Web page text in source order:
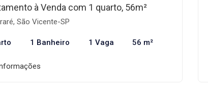
à Venda com 1 quarto, 56m²
São Vicente-SP
1 Banheiro 1 Vaga 56 m²